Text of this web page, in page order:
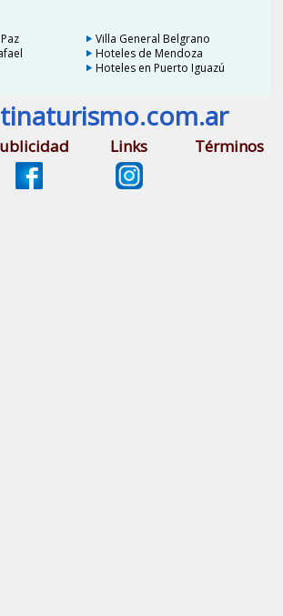
Villa General Belgrano
Hoteles de Mendoza
Hoteles en Puerto Iguazú
Links Términos